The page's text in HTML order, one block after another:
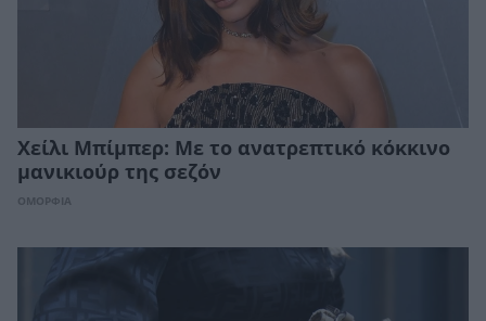
Χείλι Μπίμπερ: Με το ανατρεπτικό κόκκινο
μανικιούρ της σεζόν
ΟΜΟΡΦΙΑ